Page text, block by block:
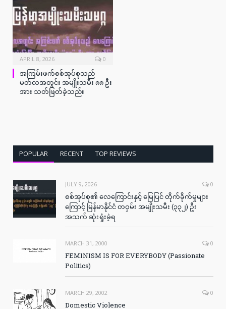
APRIL 8, 2026 0
အကြမ်းဖက်စစ်အုပ်စုသည်
မတ်လအတွင်း အမျိုးသမီး ၈၈ ဦး
အား သတ်ဖြတ်ခဲ့သည်။
POPULAR RECENT TOP REVIEWS
JULY 9, 2026 0
စစ်အုပ်စု၏ လေကြောင်းနှင့် မြေပြင် တိုက်ခိုက်မှုများ
ကြောင့် မြန်မာနိုင်ငံ တဝှမ်း အမျိုးသမီး (၃၃၂) ဦး
အသက် ဆုံးရှုံးခဲ့ရ
MARCH 31, 2000 0
FEMINISM IS FOR EVERYBODY (Passionate
Politics)
MARCH 29, 2002 0
Domestic Violence